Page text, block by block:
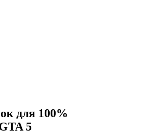
для 100%
5